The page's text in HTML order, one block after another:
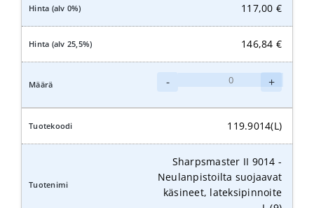
117,00 €
146,84 €
-
Sharpsmaster
9014
Neulanpistoilta
suojaavat
käsineet,
lateksipinnoite
+
119.9014(L)
Sharpsmaster II 9014 -
Neulanpistoilta suojaavat
käsineet, lateksipinnoite